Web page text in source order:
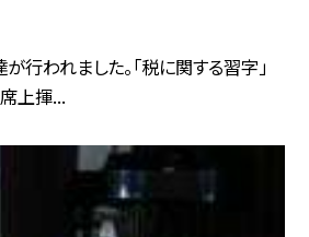
行われました。「税に関する習字」
上揮...